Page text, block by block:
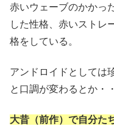
赤いウェーブのかかっ
した性格、赤いストレ
格をしている。
アンドロイドとしては
と口調が変わるとか・
大昔（前作）で自分た